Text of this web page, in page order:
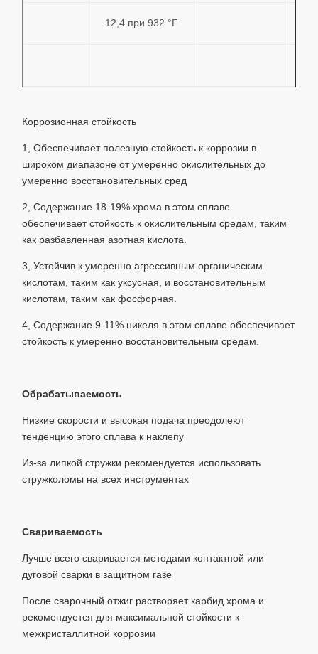
12,4 при 932 °F
Коррозионная стойкость
1, Обеспечивает полезную стойкость к коррозии в
широком диапазоне от умеренно окислительных до
умеренно восстановительных сред
2, Содержание 18-19% хрома в этом сплаве
обеспечивает стойкость к окислительным средам, таким
как разбавленная азотная кислота.
3, Устойчив к умеренно агрессивным органическим
кислотам, таким как уксусная, и восстановительным
кислотам, таким как фосфорная.
4, Содержание 9-11% никеля в этом сплаве обеспечивает
стойкость к умеренно восстановительным средам.
Обрабатываемость
Низкие скорости и высокая подача преодолеют
тенденцию этого сплава к наклепу
Из-за липкой стружки рекомендуется использовать
стружколомы на всех инструментах
Свариваемость
Лучше всего сваривается методами контактной или
дуговой сварки в защитном газе
После сварочный отжиг растворяет карбид хрома и
рекомендуется для максимальной стойкости к
межкристаллитной коррозии